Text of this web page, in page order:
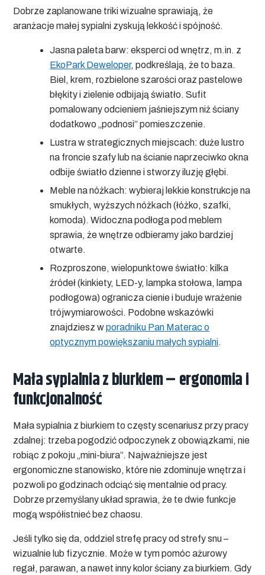
Dobrze zaplanowane triki wizualne sprawiają, że
aranżacje małej sypialni zyskują lekkość i spójność.
Jasna paleta barw: eksperci od wnętrz, m.in. z
EkoPark Deweloper, podkreślają, że to baza.
Biel, krem, rozbielone szarości oraz pastelowe
błękity i zielenie odbijają światło. Sufit
pomalowany odcieniem jaśniejszym niż ściany
dodatkowo „podnosi” pomieszczenie.
Lustra w strategicznych miejscach: duże lustro
na froncie szafy lub na ścianie naprzeciwko okna
odbije światło dzienne i stworzy iluzję głębi.
Meble na nóżkach: wybieraj lekkie konstrukcje na
smukłych, wyższych nóżkach (łóżko, szafki,
komoda). Widoczna podłoga pod meblem
sprawia, że wnętrze odbieramy jako bardziej
otwarte.
Rozproszone, wielopunktowe światło: kilka
źródeł (kinkiety, LED-y, lampka stołowa, lampa
podłogowa) ogranicza cienie i buduje wrażenie
trójwymiarowości. Podobne wskazówki
znajdziesz wporadniku Pan Materac o
optycznym powiększaniu małych sypialni.
Mała sypialnia z biurkiem – ergonomia i
funkcjonalność
Mała sypialnia z biurkiem to częsty scenariusz przy pracy
zdalnej: trzeba pogodzić odpoczynek z obowiązkami, nie
robiąc z pokoju „mini-biura”. Najważniejsze jest
ergonomiczne stanowisko, które nie zdominuje wnętrza i
pozwoli po godzinach odciąć się mentalnie od pracy.
Dobrze przemyślany układ sprawia, że te dwie funkcje
mogą współistnieć bez chaosu.
Jeśli tylko się da, oddziel strefę pracy od strefy snu –
wizualnie lub fizycznie. Może w tym pomóc ażurowy
regał, parawan, a nawet inny kolor ściany za biurkiem. Gdy